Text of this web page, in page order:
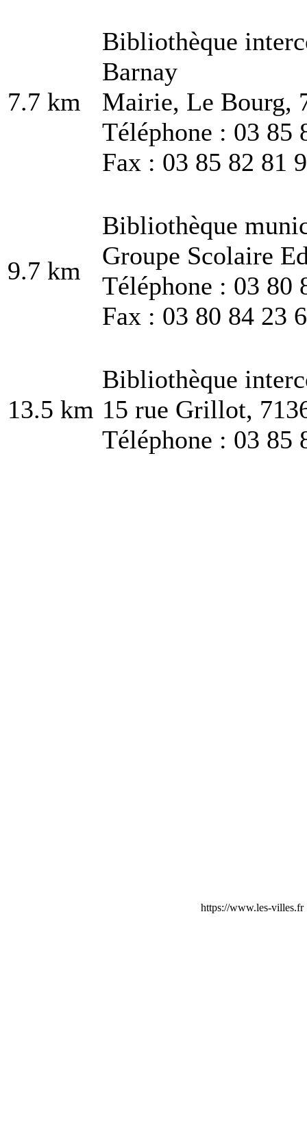
7.7 km
Bibliothèque
Barnay
Mairie, Le Bourg,
Téléphone : 03 85
Fax : 03 85 82 81
9.7 km
Bibliothèque
Groupe Scolaire
Téléphone : 03 80
Fax : 03 80 84 23
13.5 km
Bibliothèque
15 rue Grillot,
Téléphone : 03 85
https://www.les-villes.fr